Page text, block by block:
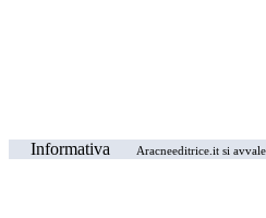
Informativa Aracneeditrice.it si